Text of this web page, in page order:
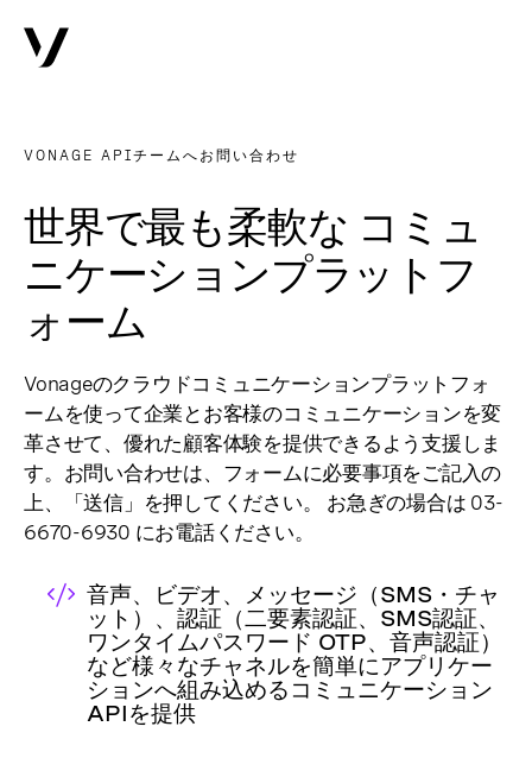
VONAGE APIチームへお問い合わせ
世界で最も柔軟な コミュ
ニケーションプラットフ
ォーム
Vonageのクラウドコミュニケーションプラットフォ
ームを使って企業とお客様のコミュニケーションを変
革させて、優れた顧客体験を提供できるよう支援しま
す。お問い合わせは、フォームに必要事項をご記入の
上、「送信」を押してください。 お急ぎの場合は 03-
6670-6930 にお電話ください。
音声、ビデオ、メッセージ（SMS・チャ
ット）、認証（二要素認証、SMS認証、
ワンタイムパスワード OTP、音声認証）
など様々なチャネルを簡単にアプリケー
ションへ組み込めるコミュニケーション
APIを提供